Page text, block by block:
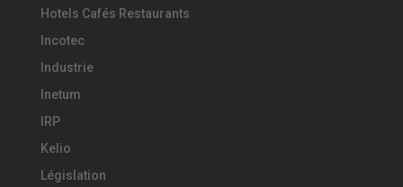
Hotels Cafés Restaurants
Incotec
Industrie
Inetum
IRP
Kelio
Législation